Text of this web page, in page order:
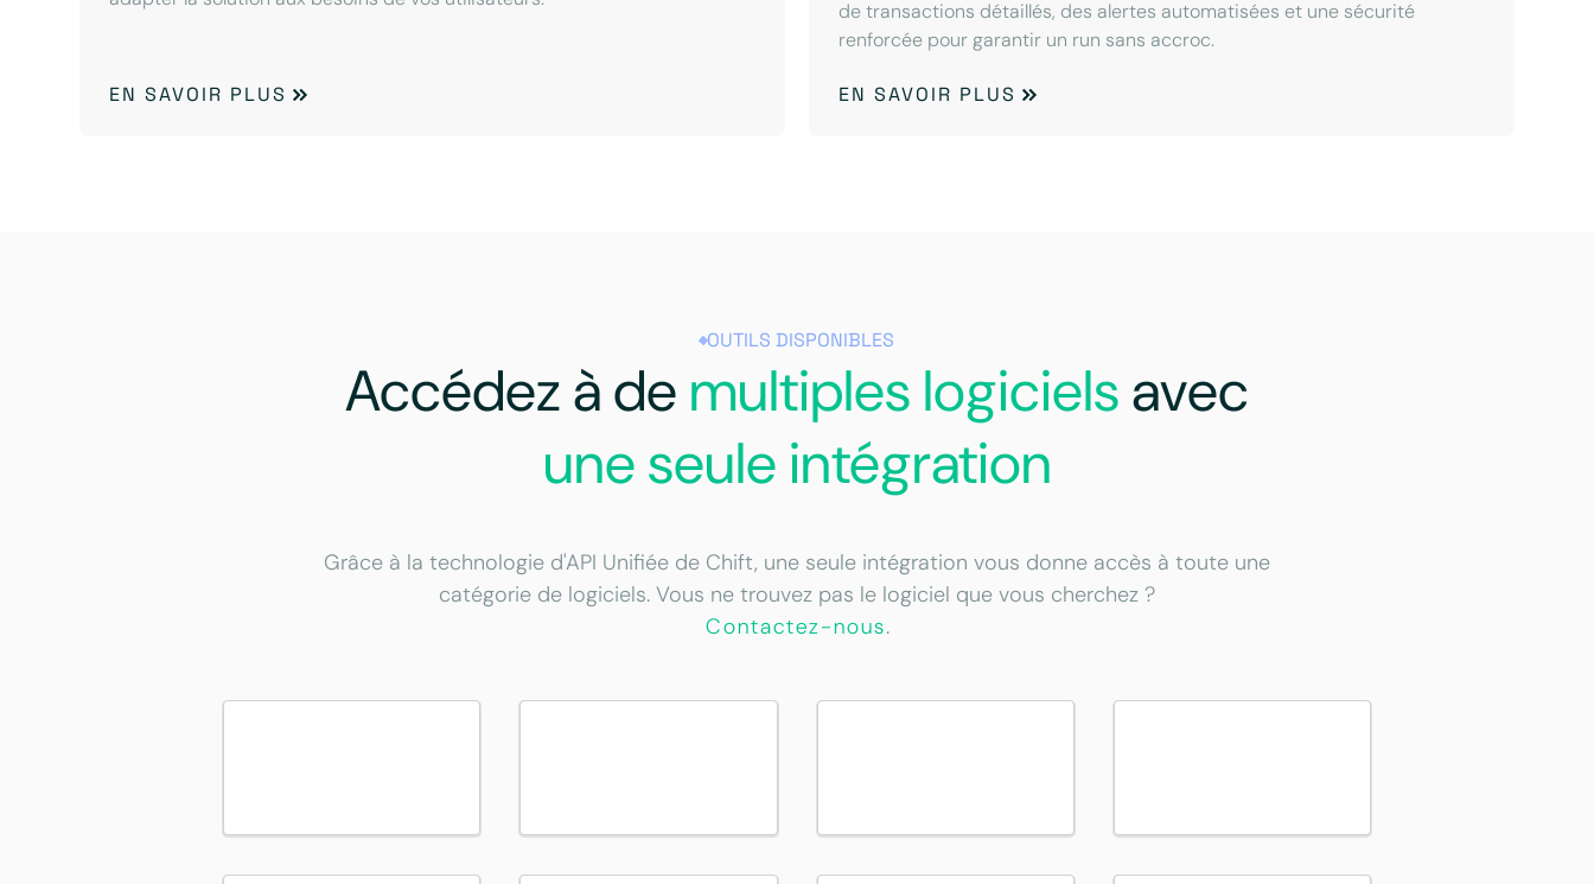
EN SAVOIR PLUS
de transactions détaillés, des alertes automatisées et une sécurité
renforcée pour garantir un run sans accroc.
EN SAVOIR PLUS
OUTILS DISPONIBLES
Accédez à de multiples logicielsavec
une seule intégration
Grâce à la technologie d'API Unifiée de Chift, une seule intégration vous donne accès à toute une
catégorie de logiciels. Vous ne trouvez pas le logiciel que vous cherchez ?
Contactez-nous.